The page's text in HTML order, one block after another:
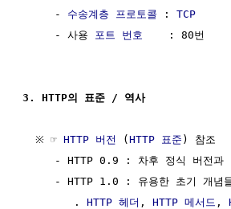
     -
수송계층 프로토콜 : TCP
     - 사용
포트 번호
    : 80번
3. HTTP의 표준 / 역사
  ※ ☞
HTTP 버전 (HTTP 표준 ) 참조
- HTTP 0.9 : 차후 정식 버전과
- HTTP 1.0 : 유용한 초기 개념
        .
HTTP 헤더 , HTTP 메서드 ,